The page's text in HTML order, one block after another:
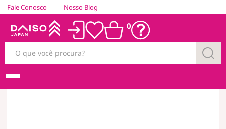
Fale Conosco Nosso Blog
0